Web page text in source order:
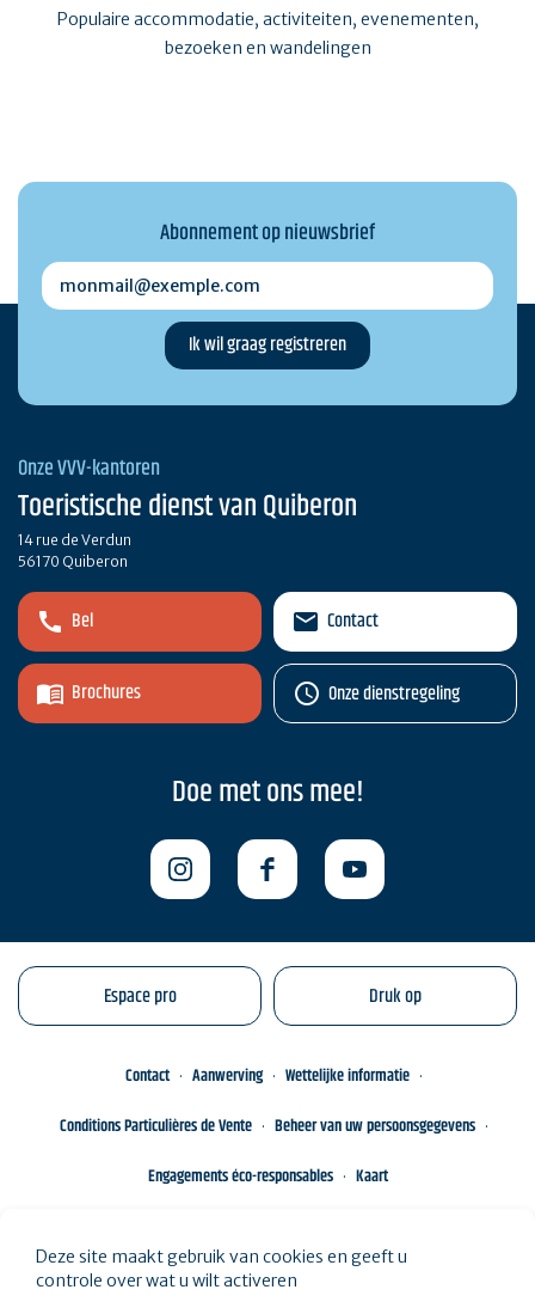
Populaire accommodatie, activiteiten, evenementen,
bezoeken en wandelingen
Abonnement op nieuwsbrief
monmail@exemple.com
Onze VVV-kantoren
Toeristische dienst van Quiberon
14 rue de Verdun
56170 Quiberon
Bel
Brochures
Contact
Onze dienstregeling
Doe met ons mee!
Espace pro Druk op
Contact Aanwerving
Wettelijke informatie
Conditions Particulières de Vente
Beheer van uw persoonsgegevens
Engagements éco-responsables
Kaart
Deze site maakt gebruik van cookies en geeft u
controle over wat u wilt activeren